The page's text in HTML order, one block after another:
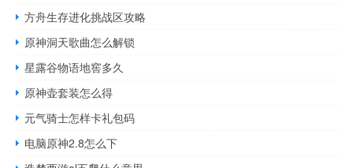
方舟生存进化挑战区攻略
原神洞天歌曲怎么解锁
星露谷物语地窖多久
原神壶套装怎么得
元气骑士怎样卡礼包码
电脑原神2.8怎么下